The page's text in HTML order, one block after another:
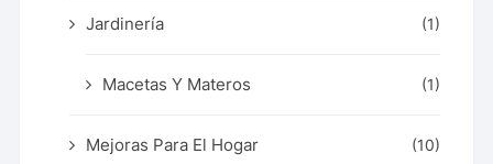
Jardinería (1)
Macetas Y Materos (1)
Mejoras Para El Hogar (10)